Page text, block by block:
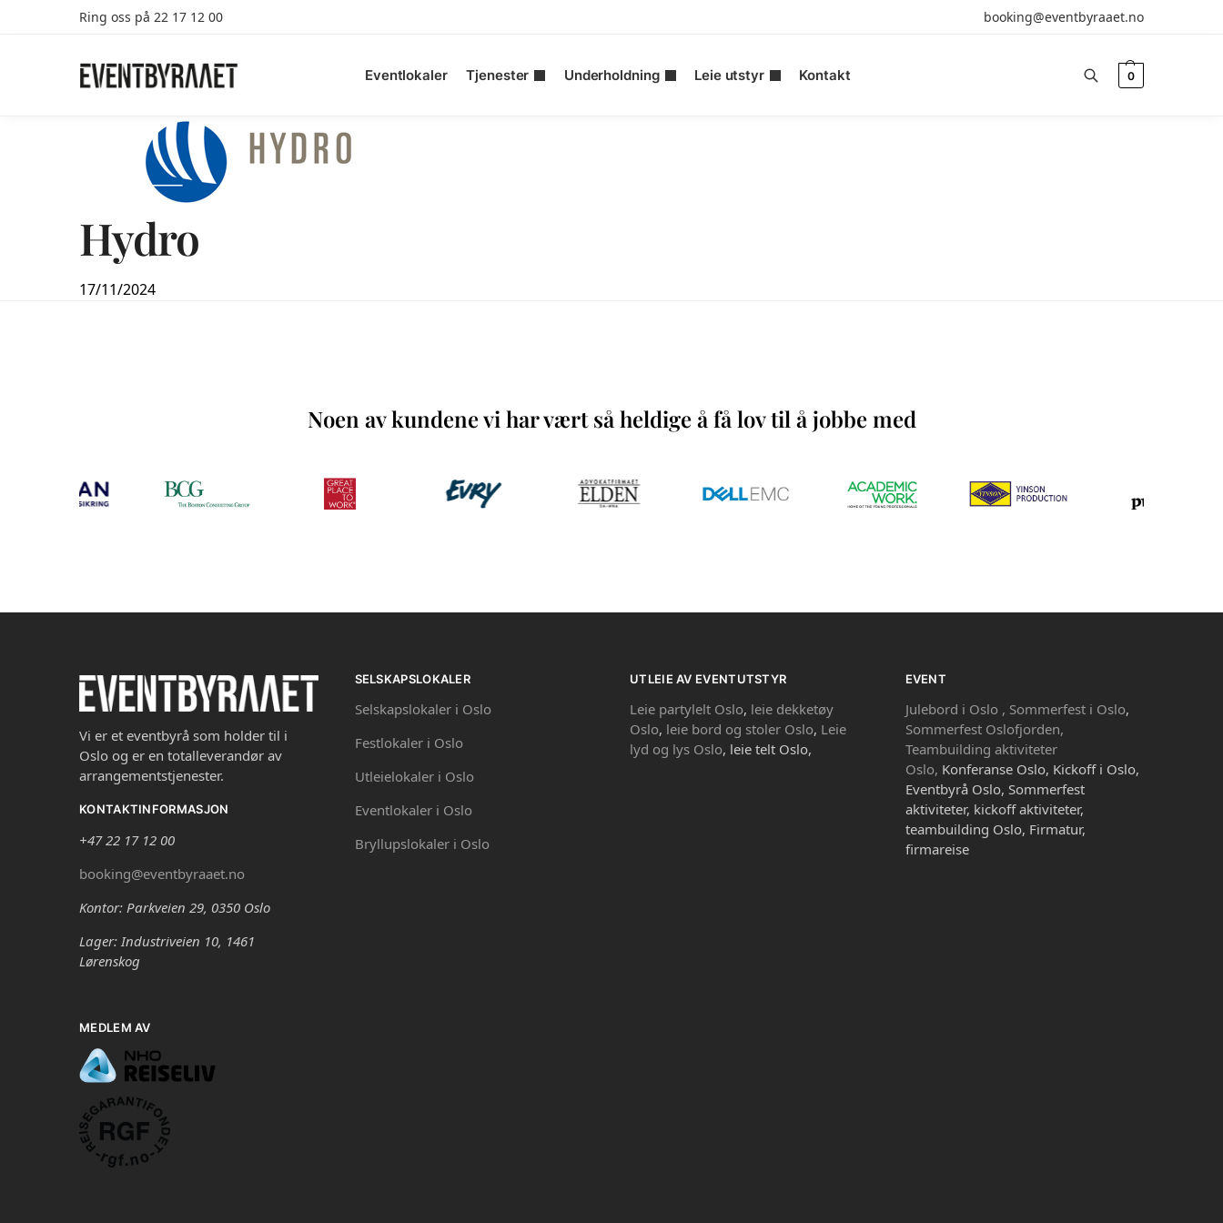
Ring oss på 22 17 12 00 booking@eventbyraaet.no
Eventlokaler Tjenester Underholdning Leie utstyr Kontakt
Search
0
Hydro
17/11/2024
Noen av kundene vi har vært så heldige å få lov til å jobbe med
Vi er et eventbyrå som holder til i
Oslo og er en totalleverandør av
arrangementstjenester.
KONTAKTINFORMASJON
+47 22 17 12 00
booking@eventbyraaet.no
Kontor: Parkveien 29, 0350 Oslo
Lager: Industriveien 10, 1461
Lørenskog
MEDLEM AV
SELSKAPSLOKALER
Selskapslokaler i Oslo
Festlokaler i Oslo
Utleielokaler i Oslo
Eventlokaler i Oslo
Bryllupslokaler i Oslo
UTLEIE AV EVENTUTSTYR
Leie partylelt Oslo, leie dekketøy
Oslo, leie bord og stoler Oslo, Leie
lyd og lys Oslo, leie telt Oslo,
EVENT
Julebord i Oslo , Sommerfest i Oslo,
Sommerfest Oslofjorden,
Teambuilding aktiviteter
Oslo, Konferanse Oslo, Kickoff i Oslo,
Eventbyrå Oslo, Sommerfest
aktiviteter, kickoff aktiviteter,
teambuilding Oslo, Firmatur,
firmareise